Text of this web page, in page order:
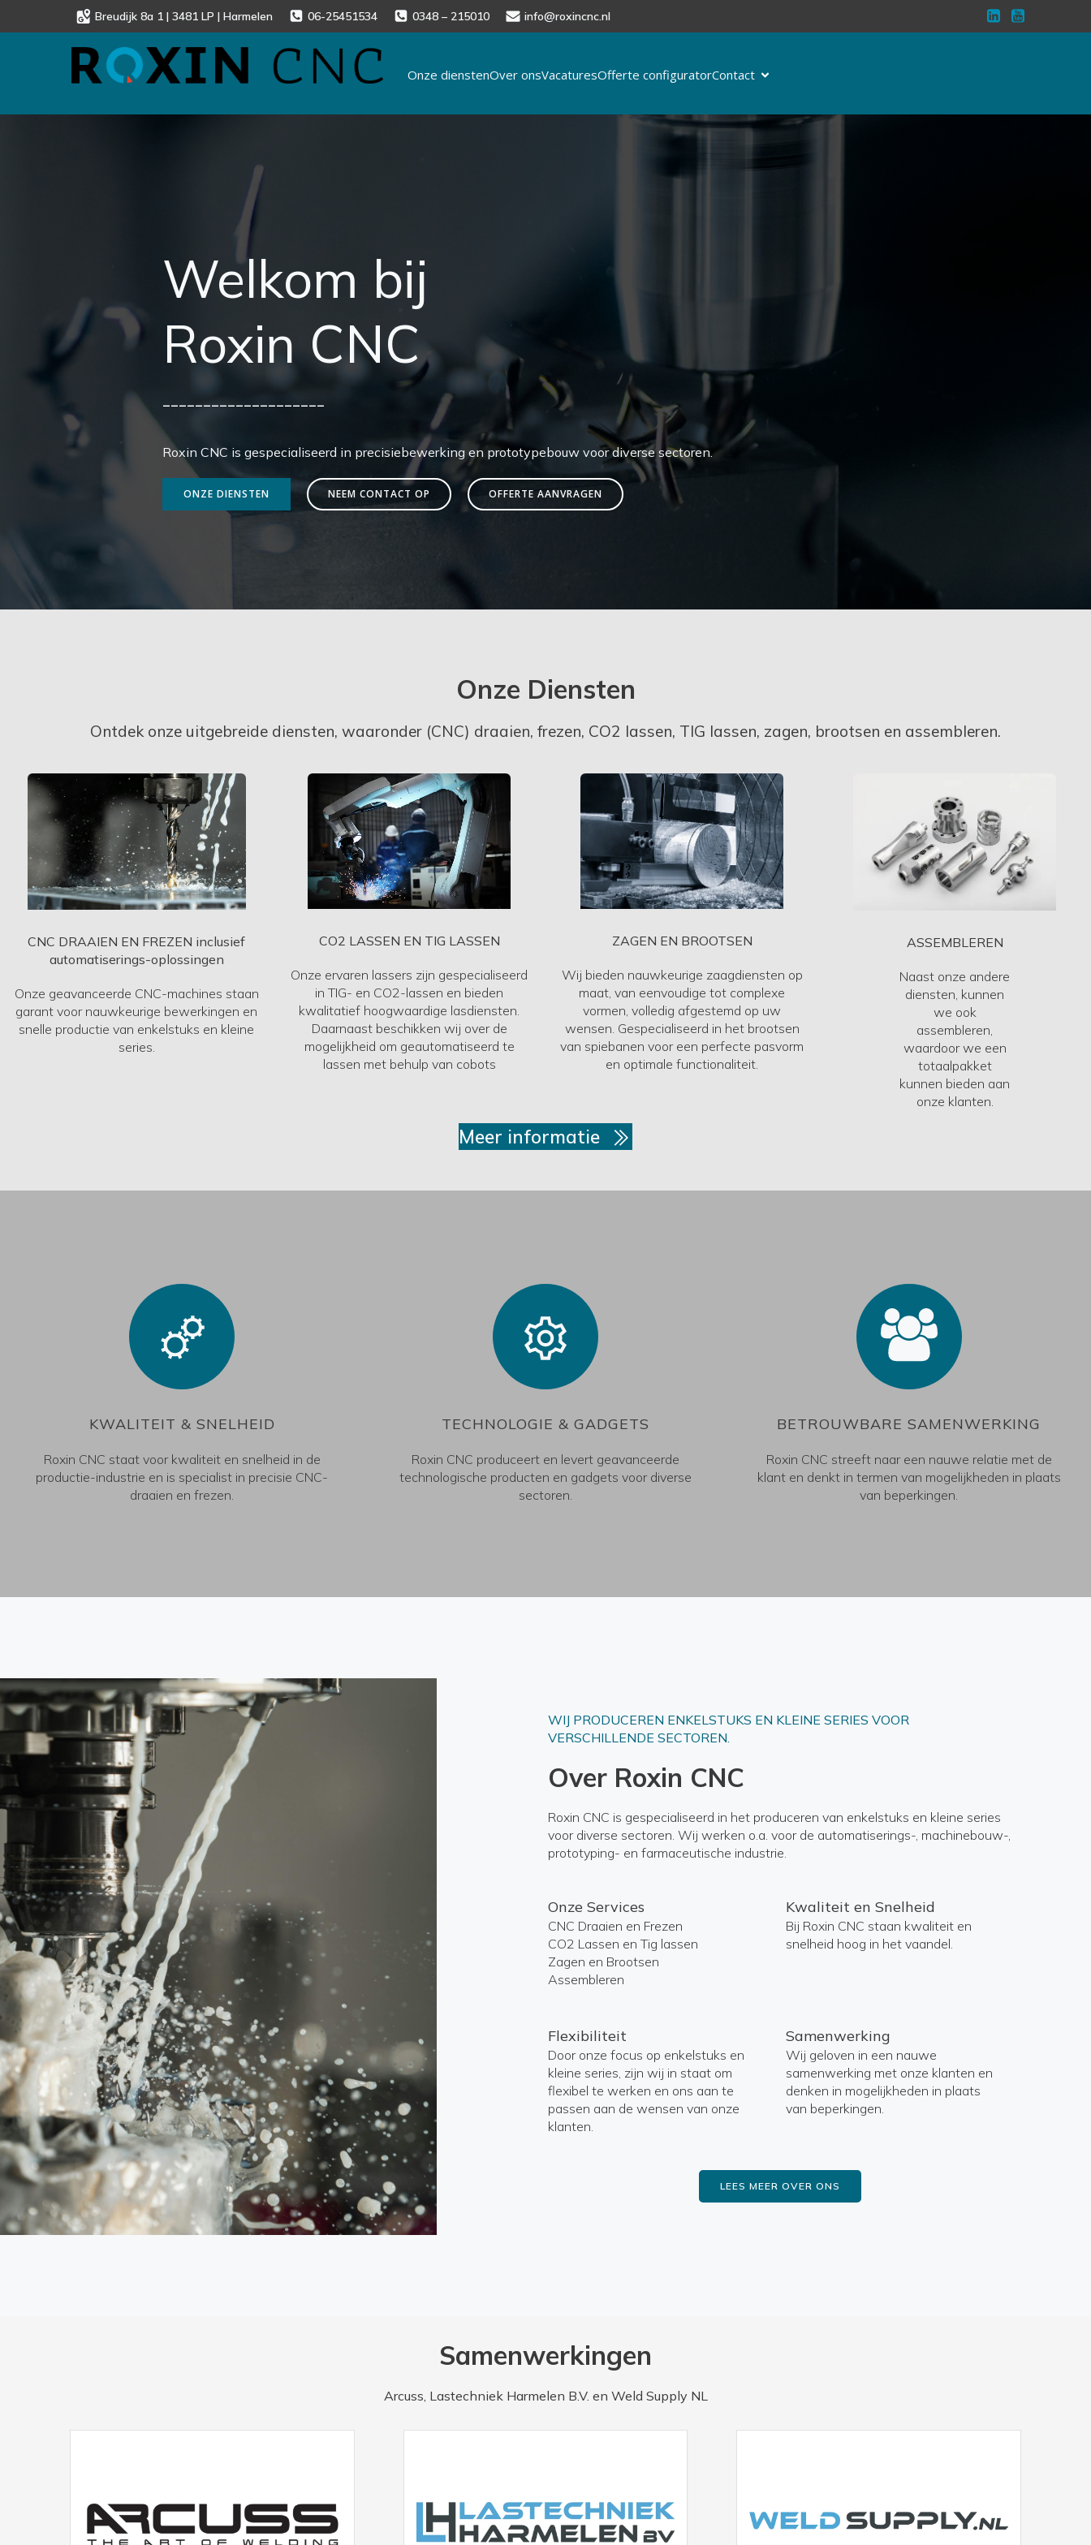
Breudijk 8a 1 | 3481 LP | Harmelen 06-25451534 0348 – 215010 info@roxincnc.nl
Onze dienstenOver onsVacaturesOfferte configuratorContact
Welkom bij
Roxin CNC
____________________
Roxin CNC is gespecialiseerd in precisiebewerking en prototypebouw voor diverse sectoren.
ONZE DIENSTEN NEEM CONTACT OP OFFERTE AANVRAGEN
Onze Diensten
Ontdek onze uitgebreide diensten, waaronder (CNC) draaien, frezen, CO2 lassen, TIG lassen, zagen, brootsen en assembleren.
CNC DRAAIEN EN FREZEN inclusief
automatiserings-oplossingen
Onze geavanceerde CNC-machines staan
garant voor nauwkeurige bewerkingen en
snelle productie van enkelstuks en kleine
series.
CO2 LASSEN EN TIG LASSEN
Onze ervaren lassers zijn gespecialiseerd
in TIG- en CO2-lassen en bieden
kwalitatief hoogwaardige lasdiensten.
Daarnaast beschikken wij over de
mogelijkheid om geautomatiseerd te
lassen met behulp van cobots
ZAGEN EN BROOTSEN
Wij bieden nauwkeurige zaagdiensten op
maat, van eenvoudige tot complexe
vormen, volledig afgestemd op uw
wensen. Gespecialiseerd in het brootsen
van spiebanen voor een perfecte pasvorm
en optimale functionaliteit.
ASSEMBLEREN
Naast onze andere
diensten, kunnen
we ook
assembleren,
waardoor we een
totaalpakket
kunnen bieden aan
onze klanten.
Meer informatie
KWALITEIT & SNELHEID
Roxin CNC staat voor kwaliteit en snelheid in de
productie-industrie en is specialist in precisie CNC-
draaien en frezen.
TECHNOLOGIE & GADGETS
Roxin CNC produceert en levert geavanceerde
technologische producten en gadgets voor diverse
sectoren.
BETROUWBARE SAMENWERKING
Roxin CNC streeft naar een nauwe relatie met de
klant en denkt in termen van mogelijkheden in plaats
van beperkingen.
WIJ PRODUCEREN ENKELSTUKS EN KLEINE SERIES VOOR
VERSCHILLENDE SECTOREN.
Over Roxin CNC
Roxin CNC is gespecialiseerd in het produceren van enkelstuks en kleine series
voor diverse sectoren. Wij werken o.a. voor de automatiserings-, machinebouw-,
prototyping- en farmaceutische industrie.
Onze Services
CNC Draaien en Frezen
CO2 Lassen en Tig lassen
Zagen en Brootsen
Assembleren
Kwaliteit en Snelheid
Bij Roxin CNC staan kwaliteit en
snelheid hoog in het vaandel.
Flexibiliteit
Door onze focus op enkelstuks en
kleine series, zijn wij in staat om
flexibel te werken en ons aan te
passen aan de wensen van onze
klanten.
Samenwerking
Wij geloven in een nauwe
samenwerking met onze klanten en
denken in mogelijkheden in plaats
van beperkingen.
LEES MEER OVER ONS
Samenwerkingen
Arcuss, Lastechniek Harmelen B.V. en Weld Supply NL